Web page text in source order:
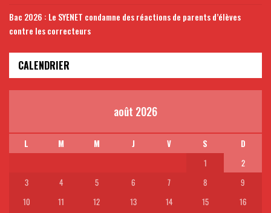
Bac 2026 : Le SYENET condamne des réactions de parents d’élèves
contre les correcteurs
CALENDRIER
août 2026
L M M J V S
D
1
2
3
4 5 6 7 8
9
10
11 12 13 14 15
16